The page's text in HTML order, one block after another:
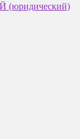
(юридический)